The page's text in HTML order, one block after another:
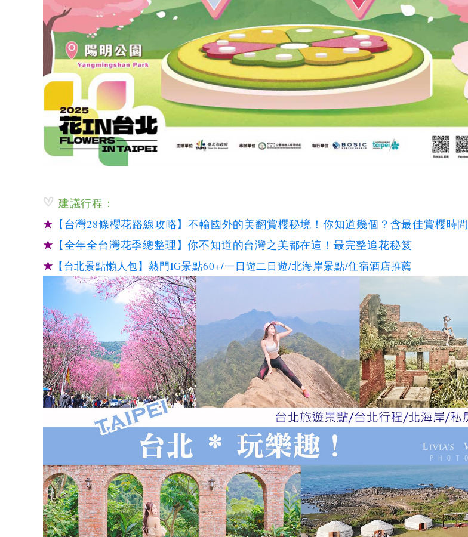
建議行程：
★ 【台灣28條櫻花路線攻略】不輸國外的美翻賞櫻秘境！你知道幾個？含最佳賞櫻時間
★ 【全年全台灣花季總整理】你不知道的台灣之美都在這！最完整追花秘笈
★ 【台北景點懶人包】熱門IG景點60+/一日遊二日遊/北海岸景點/住宿酒店推薦